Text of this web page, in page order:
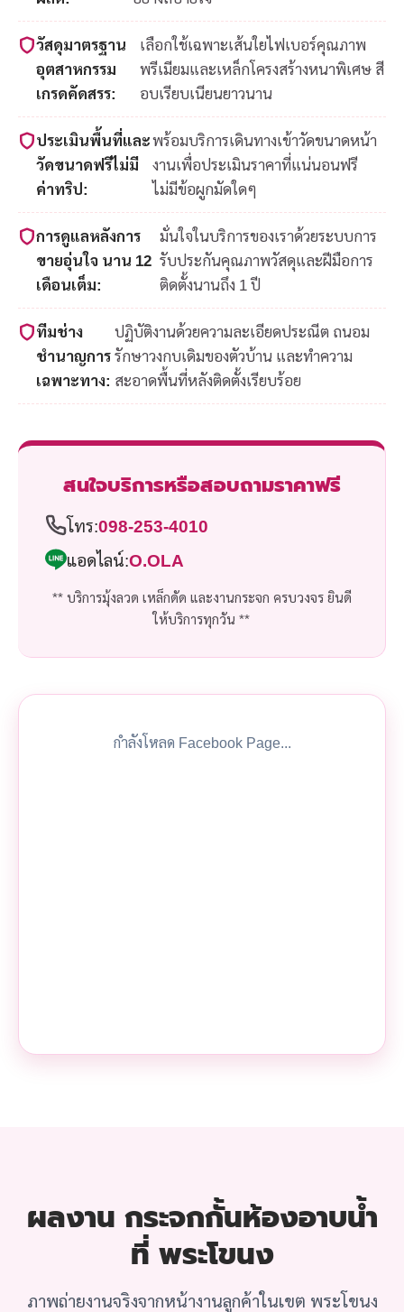
วัสดุมาตรฐาน
อุตสาหกรรม
เกรดคัดสรร:
เลือกใช้เฉพาะเส้นใยไฟเบอร์คุณภาพ
พรีเมียมและเหล็กโครงสร้างหนาพิเศษ สี
อบเรียบเนียนยาวนาน
ประเมินพื้นที่และ
วัดขนาดฟรีไม่มี
ค่าทริป:
พร้อมบริการเดินทางเข้าวัดขนาดหน้า
งานเพื่อประเมินราคาที่แน่นอนฟรี
ไม่มีข้อผูกมัดใดๆ
การดูแลหลังการ
ขายอุ่นใจ นาน 12
เดือนเต็ม:
มั่นใจในบริการของเราด้วยระบบการ
รับประกันคุณภาพวัสดุและฝีมือการ
ติดตั้งนานถึง 1 ปี
ทีมช่าง
ชำนาญการ
เฉพาะทาง:
ปฏิบัติงานด้วยความละเอียดประณีต ถนอม
รักษาวงกบเดิมของตัวบ้าน และทำความ
สะอาดพื้นที่หลังติดตั้งเรียบร้อย
สนใจบริการหรือสอบถามราคาฟรี
โทร:098-253-4010
แอดไลน์:O.OLA
** บริการมุ้งลวด เหล็กดัด และงานกระจก ครบวงจร ยินดี
ให้บริการทุกวัน **
กำลังโหลด Facebook Page...
ผลงาน กระจกกั้นห้องอาบน้ำ
ที่ พระโขนง
ภาพถ่ายงานจริงจากหน้างานลูกค้าในเขต พระโขนง